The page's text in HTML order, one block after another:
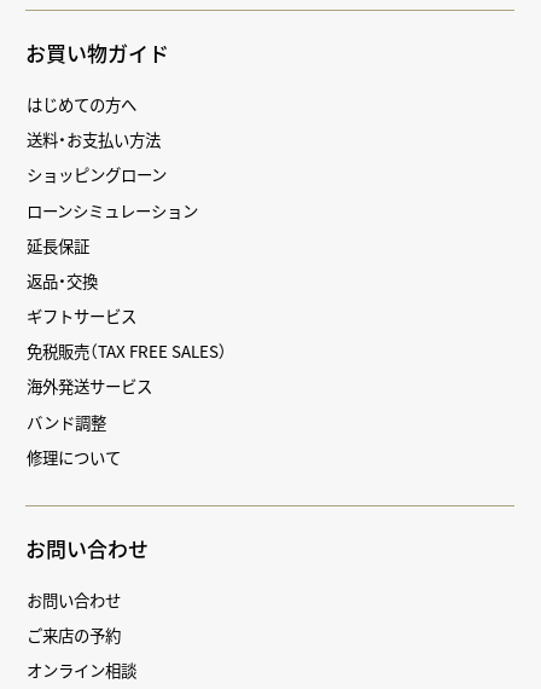
お買い物ガイド
はじめての方へ
送料・お支払い方法
ショッピングローン
ローンシミュレーション
延長保証
返品・交換
ギフトサービス
免税販売（TAX FREE SALES）
海外発送サービス
バンド調整
修理について
お問い合わせ
お問い合わせ
ご来店の予約
オンライン相談